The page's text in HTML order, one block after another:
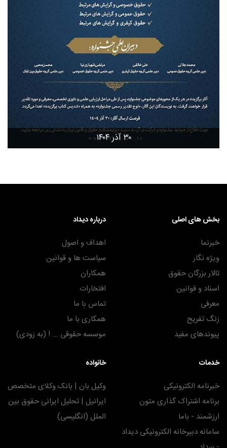
۳۰ آذر ۱۴۰۴
بخش های اصلی
خبرنما
ویژه نگار
تالار بزرگان حقوق
اسناد و قوانین
معرفی
زنگ تفریح
پیوندهای مفید
درباره دیداد
اهداف و اصول
سیاست ها و قوانین
همکاران
افتخارات
تماس با ما
همکاری با ما
موسسه حقوقی ... ! (به زودی)
خدمات
خبرنامه الکترونیکی
برنامه اشتراک گذاری متون
ارزشمند - باما
سامانه دبیرخانه الکترونیکی دیداد
خانواده
وکیل بان | بانک وکلای متخصص
ایرانیل | تحلیل ایرانی حقوق بین
الملل (انگلیسی)